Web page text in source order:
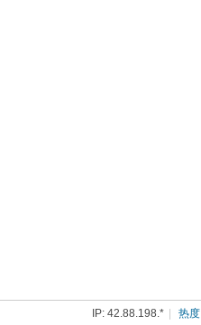
IP: 42.88.198.* 热度